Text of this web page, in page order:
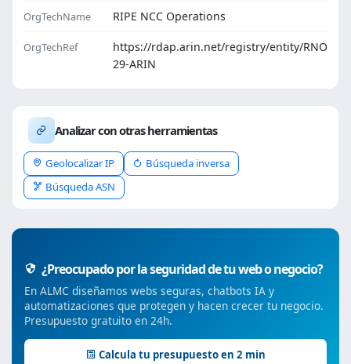
OrgTechName RIPE NCC Operations
OrgTechRef
https://rdap.arin.net/registry/entity/RNO
29-ARIN
Analizar con otras herramientas
Geolocalizar IP
Búsqueda inversa
Búsqueda ASN
¿Preocupado por la seguridad de tu web o negocio?
En ALMC diseñamos webs seguras, chatbots IA y
automatizaciones que protegen y hacen crecer tu negocio.
Presupuesto gratuito en 24h.
Calcula tu presupuesto en 2 min